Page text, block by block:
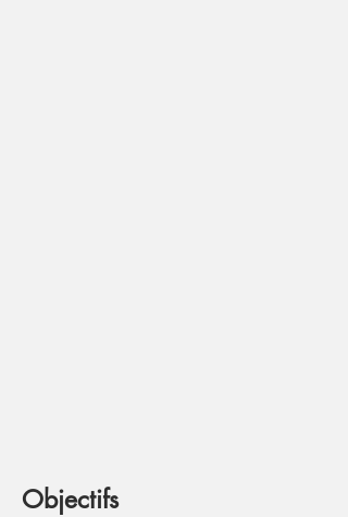
Objectifs